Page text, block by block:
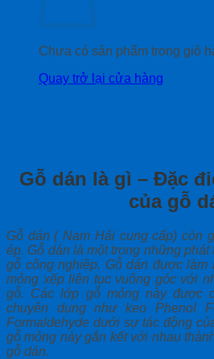
Chưa có sản phẩm trong giỏ
Quay trở lại cửa hàng
Gỗ dán là gì – Đặc
của gỗ
Gỗ dán ( Nam Hải cung cấp) còn
ép. Gỗ dán là một trong những
gỗ công nghiệp. Gỗ dán được
mỏng xếp liên tục vuông góc với
gỗ. Các lớp gỗ mỏng này được
chuyên dụng như keo Phenol
Formaldehyde dưới sự tác động
gỗ mỏng này gắn kết với nhau
gỗ dán.